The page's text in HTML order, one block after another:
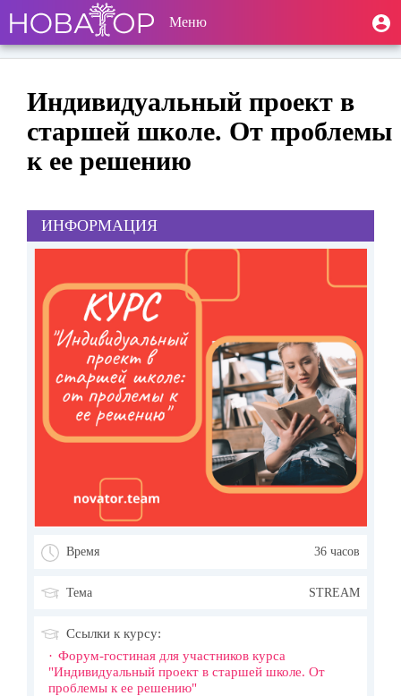
основному
User
account
МенюToggle navigation
Индивидуальный проект в
старшей школе. От проблемы
к ее решению
ИНФОРМАЦИЯ
Время 36 часов
Тема STREAM
Ссылки к курсу:
Форум-гостиная для участников курса
"Индивидуальный проект в старшей школе. От
проблемы к ее решению"